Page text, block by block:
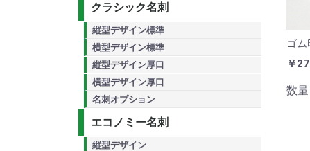
クラシック名刺
縦型デザイン標準
横型デザイン標準
縦型デザイン厚口
横型デザイン厚口
名刺オプション
エコノミー名刺
縦型デザイン
ゴ
￥
数量